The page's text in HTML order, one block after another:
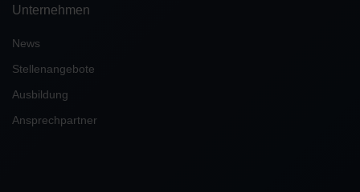
Unternehmen
News
Stellenangebote
Ausbildung
Ansprechpartner